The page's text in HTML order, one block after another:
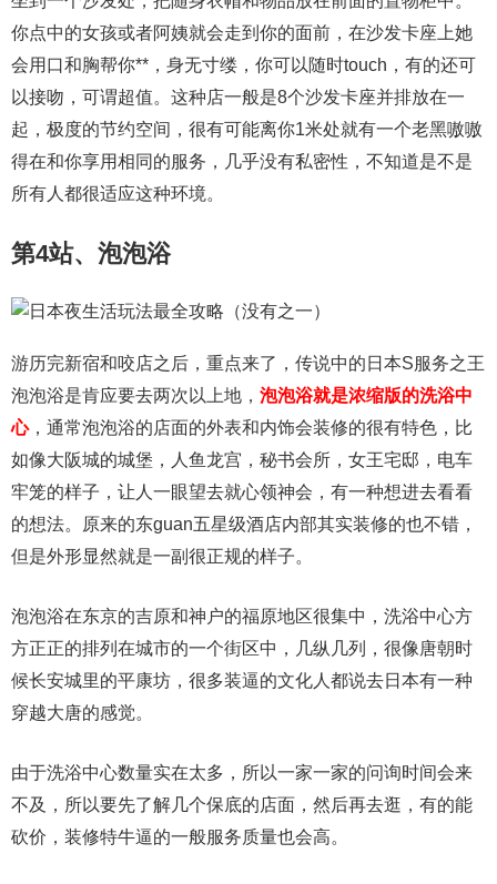
你点中的女孩或者阿姨就会走到你的面前，在沙发卡座上她
会用口和胸帮你**，身无寸缕，你可以随时touch，有的还可
以接吻，可谓超值。这种店一般是8个沙发卡座并排放在一
起，极度的节约空间，很有可能离你1米处就有一个老黑嗷嗷
得在和你享用相同的服务，几乎没有私密性，不知道是不是
所有人都很适应这种环境。
第4站、泡泡浴
游历完新宿和咬店之后，重点来了，传说中的日本S服务之王
泡泡浴是肯应要去两次以上地， 泡泡浴就是浓缩版的洗浴中
心，通常泡泡浴的店面的外表和内饰会装修的很有特色，比
如像大阪城的城堡，人鱼龙宫，秘书会所，女王宅邸，电车
牢笼的样子，让人一眼望去就心领神会，有一种想进去看看
的想法。原来的东guan五星级酒店内部其实装修的也不错，
但是外形显然就是一副很正规的样子。
泡泡浴在东京的吉原和神户的福原地区很集中，洗浴中心方
方正正的排列在城市的一个街区中，几纵几列，很像唐朝时
候长安城里的平康坊，很多装逼的文化人都说去日本有一种
穿越大唐的感觉。
由于洗浴中心数量实在太多，所以一家一家的问询时间会来
不及，所以要先了解几个保底的店面，然后再去逛，有的能
砍价，装修特牛逼的一般服务质量也会高。